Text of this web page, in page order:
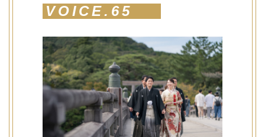
VOICE.65